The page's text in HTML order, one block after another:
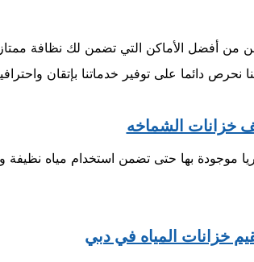
من أفضل الأماكن التي تضمن لك نظافة
دائما على توفير خدماتنا بإتقان
خزانات الشماخه
موجودة بها حتى تضمن استخدام مياه نظيفة
خزانات المياه في دبي